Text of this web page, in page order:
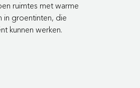
ruimtes met warme
in groentinten, die
kunnen werken.